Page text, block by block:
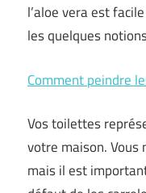
l’aloe vera est
les quelques
Comment peindre
Vos toilettes
votre maison. Vous
mais il est